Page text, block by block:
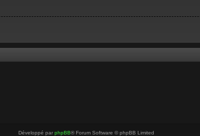
Développé par phpBB® Forum Software © phpBB Limited